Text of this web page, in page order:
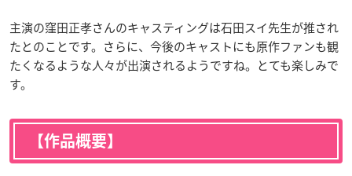
主演の窪田正孝さんのキャスティングは石田スイ先生が推され
たとのことです。さらに、今後のキャストにも原作ファンも観
たくなるような人々が出演されるようですね。とても楽しみで
す。
【作品概要】